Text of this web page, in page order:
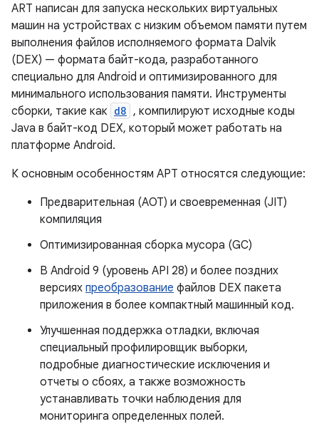
ART написан для запуска нескольких виртуальных
машин на устройствах с низким объемом памяти путем
выполнения файлов исполняемого формата Dalvik
(DEX) — формата байт-кода, разработанного
специально для Android и оптимизированного для
минимального использования памяти. Инструменты
сборки, такие как d8 , компилируют исходные коды
Java в байт-код DEX, который может работать на
платформе Android.
К основным особенностям АРТ относятся следующие:
Предварительная (AOT) и своевременная (JIT)
компиляция
Оптимизированная сборка мусора (GC)
В Android 9 (уровень API 28) и более поздних
версиях преобразование файлов DEX пакета
приложения в более компактный машинный код.
Улучшенная поддержка отладки, включая
специальный профилировщик выборки,
подробные диагностические исключения и
отчеты о сбоях, а также возможность
устанавливать точки наблюдения для
мониторинга определенных полей.